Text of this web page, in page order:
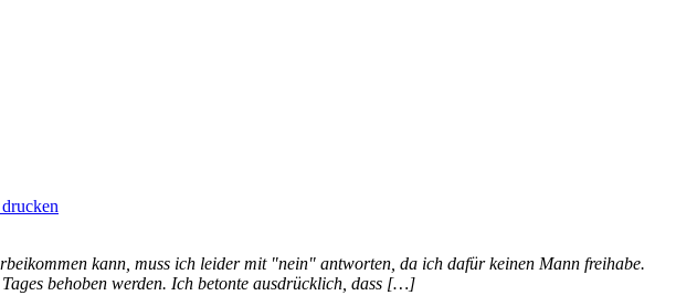
kann, muss ich leider mit "nein" antworten, da ich dafür keinen Mann freihabe.
behoben werden. Ich betonte ausdrücklich, dass […]